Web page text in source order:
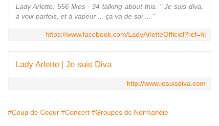
Lady Arlette. 556 likes · 34 talking about this. " Je suis diva,
à voix parfois, et à vapeur ... ça va de soi ... "
https://www.facebook.com/LadyArletteOfficiel?ref=hl
Lady Arlette | Je suis Diva
http://www.jesuisdiva.com
#Coup de Coeur #Concert #Groupes de Normandie